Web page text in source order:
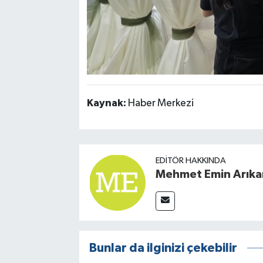
Kaynak: Haber Merkezi
EDITÖR HAKKINDA
Mehmet Emin
Bunlar da ilginizi çekebilir